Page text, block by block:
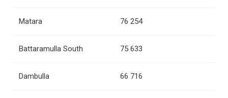
Matara 76 254
Battaramulla South 75 633
Dambulla 66 716